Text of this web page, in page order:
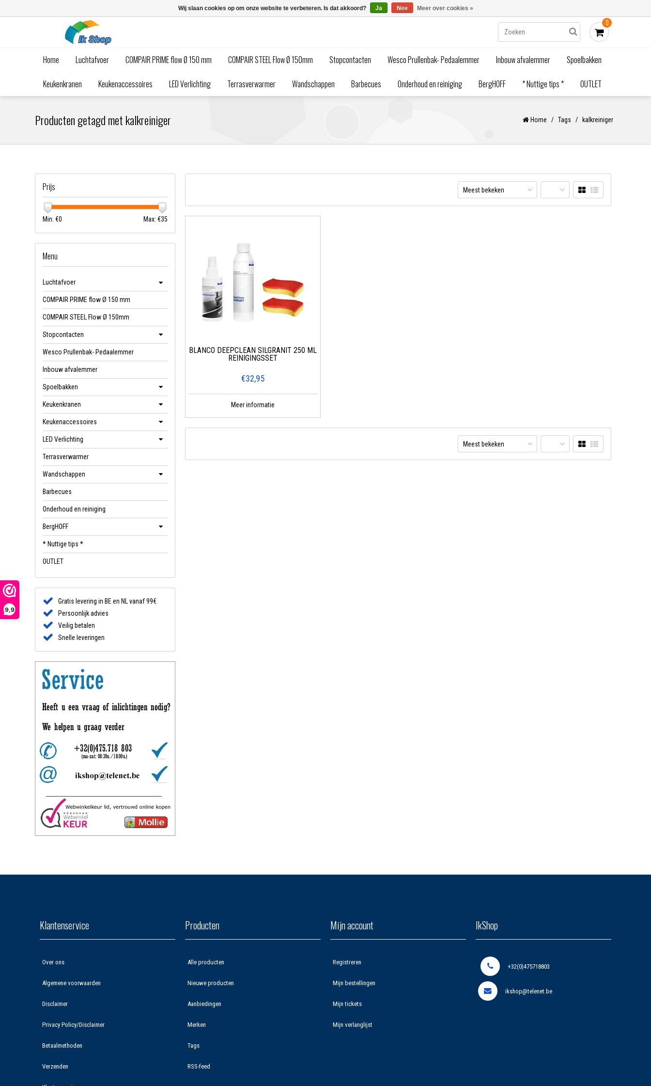
9,9
0
Home Luchtafvoer COMPAIR PRIME flow Ø 150 mm COMPAIR STEEL Flow Ø 150mm Stopcontacten Wesco Prullenbak- Pedaalemmer Inbouw afvalemmer Spoelbakken
Keukenkranen Keukenaccessoires LED Verlichting Terrasverwarmer Wandschappen Barbecues Onderhoud en reiniging BergHOFF * Nuttige tips * OUTLET
Producten getagd met kalkreiniger Home / Tags / kalkreiniger
Meest bekeken
BLANCO DEEPCLEAN SILGRANIT 250 ML
REINIGINGSSET
€32,95
Meer informatie
Meest bekeken
Prijs
Min: €0 Max: €35
Menu
Luchtafvoer
COMPAIR PRIME flow Ø 150 mm
COMPAIR STEEL Flow Ø 150mm
Stopcontacten
Wesco Prullenbak- Pedaalemmer
Inbouw afvalemmer
Spoelbakken
Keukenkranen
Keukenaccessoires
LED Verlichting
Terrasverwarmer
Wandschappen
Barbecues
Onderhoud en reiniging
BergHOFF
* Nuttige tips *
OUTLET
Gratis levering in BE en NL vanaf 99€
Persoonlijk advies
Veilig betalen
Snelle leveringen
Klantenservice
Over ons
Algemene voorwaarden
Disclaimer
Privacy Policy/Disclaimer
Betaalmethoden
Verzenden
Producten
Alle producten
Nieuwe producten
Aanbiedingen
Merken
Tags
RSS-feed
Mijn account
Registreren
Mijn bestellingen
Mijn tickets
Mijn verlanglijst
IkShop
+32(0)475718803
ikshop@telenet.be
Wij slaan cookies op om onze website te verbeteren. Is dat akkoord? Ja Nee Meer over cookies »